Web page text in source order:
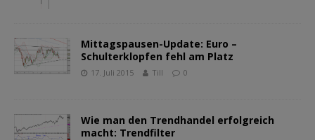
Mittagspausen-Update: Euro –
Schulterklopfen fehl am Platz
17. Juli 2015 Till 0
Wie man den Trendhandel erfolgreich
macht: Trendfilter